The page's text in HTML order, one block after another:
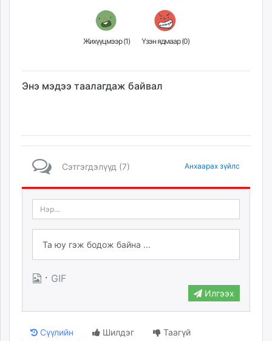
Жихүүцмээр (1) Үзэн ядмаар (0)
Энэ мэдээ таалагдаж байвал
Сэтгэгдэлүүд (7) Анхаарах зүйлс
· GIF
Илгээх
Сүүлийн Шилдэг Таагүй